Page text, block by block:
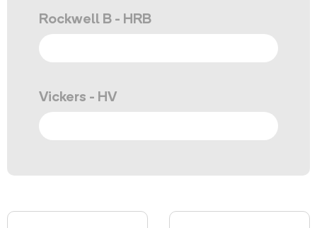
Rockwell B - HRB
Vickers - HV